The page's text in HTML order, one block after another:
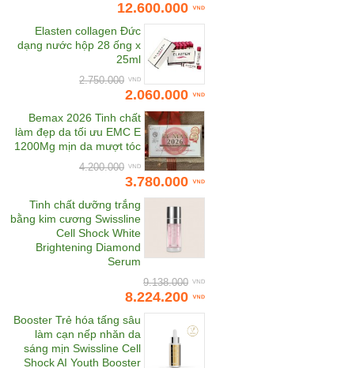
NeoStrata Enlighten Ultra
Brightening Cleanser
Gel rửa mặt Skincode
Essentials Purifying
Cleansing Gel
1.075.000
Bioline Jato
BL Miracle
Cheong Kwan Jang
Chunho Vina
Cle de Peau Beaute
CNI
COCOAGE Cosmetics
Daedong Korea Ginseng
Dalton
Damode
Deep Blue Health
12.600.000
Elasten collagen Đức
dạng nước hộp 28 ống x
25ml
2.750.000
2.060.000
Bemax 2026 Tinh chất
làm đẹp da tối ưu EMC E
1200Mg mịn da mượt tóc
4.200.000
3.780.000
Tinh chất dưỡng trắng
bằng kim cương Swissline
Cell Shock White
Brightening Diamond
Serum
9.138.000
8.224.200
Booster Trẻ hóa tấng sâu
làm cạn nếp nhăn da
sáng mịn Swissline Cell
Shock AI Youth Booster